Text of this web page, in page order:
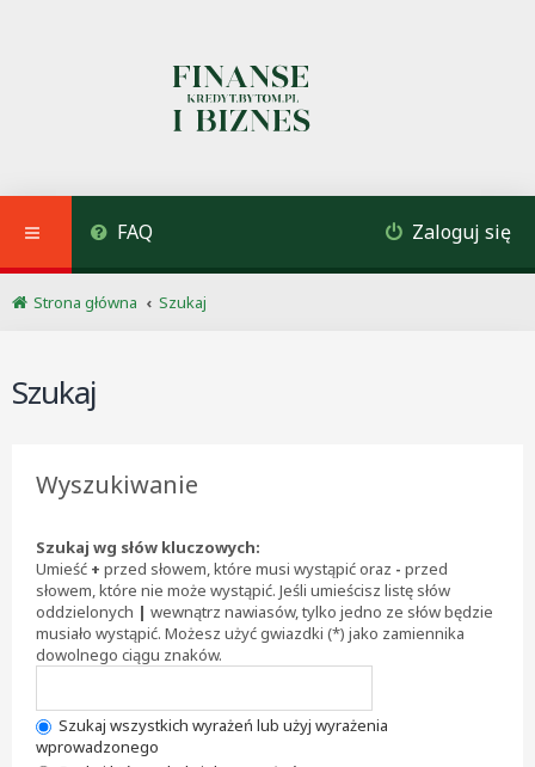
FAQ Zaloguj się
Strona główna Szukaj
Szukaj
Wyszukiwanie
Szukaj wg słów kluczowych:
Umieść + przed słowem, które musi wystąpić oraz - przed
słowem, które nie może wystąpić. Jeśli umieścisz listę słów
oddzielonych | wewnątrz nawiasów, tylko jedno ze słów będzie
musiało wystąpić. Możesz użyć gwiazdki (*) jako zamiennika
dowolnego ciągu znaków.
Szukaj wszystkich wyrażeń lub użyj wyrażenia
wprowadzonego